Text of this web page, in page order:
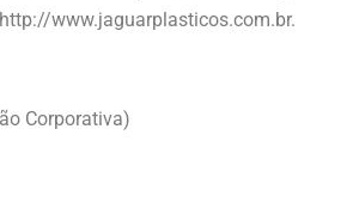
www.jaguarplasticos.com.br.
Corporativa)